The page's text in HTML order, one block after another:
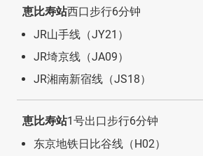
恵比寿站西口步行6分钟
JR山手线（JY21）
JR埼京线（JA09）
JR湘南新宿线（JS18）
恵比寿站1号出口步行6分钟
东京地铁日比谷线（H02）